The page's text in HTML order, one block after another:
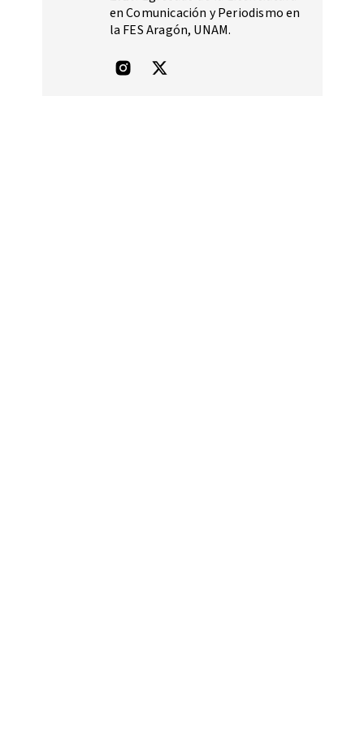
en Comunicación y Periodismo en
la FES Aragón, UNAM.